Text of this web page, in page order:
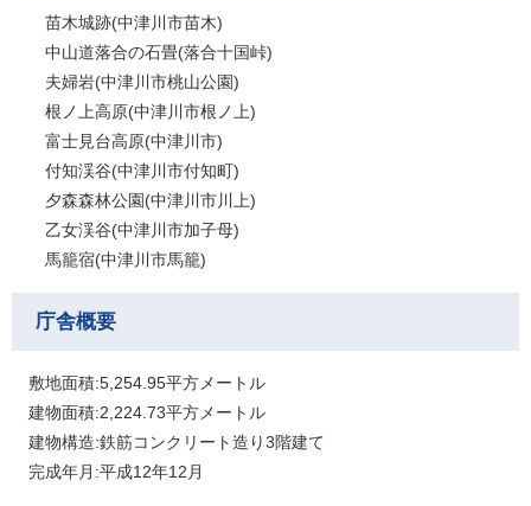
苗木城跡(中津川市苗木)
中山道落合の石畳(落合十国峠)
夫婦岩(中津川市桃山公園)
根ノ上高原(中津川市根ノ上)
富士見台高原(中津川市)
付知渓谷(中津川市付知町)
夕森森林公園(中津川市川上)
乙女渓谷(中津川市加子母)
馬籠宿(中津川市馬籠)
庁舎概要
敷地面積:5,254.95平方メートル
建物面積:2,224.73平方メートル
建物構造:鉄筋コンクリート造り3階建て
完成年月:平成12年12月